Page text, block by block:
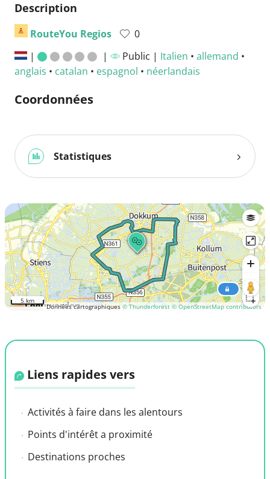
Description
RouteYou Regios
0
|
| Public | Italien • allemand •
anglais • catalan • espagnol • néerlandais
Coordonnées
Statistiques
Données cartographiques© Thunderforest © OpenStreetMap contributors
5 km
Liens rapides vers
Activités à faire dans les alentours
Points d'intérêt a proximité
Destinations proches